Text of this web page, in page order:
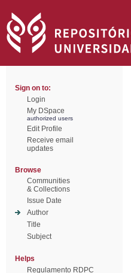
Sign on to:
Login
My DSpace
authorized users
Edit Profile
Receive email
updates
Browse
Communities
& Collections
Issue Date
Author
Title
Subject
Helps
Regulamento RDPC